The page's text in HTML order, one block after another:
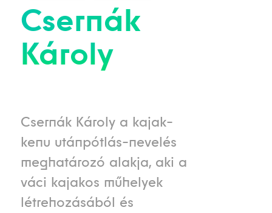
Csernák
Károly
Csernák Károly a kajak-
kenu utánpótlás-nevelés
meghatározó alakja, aki a
váci kajakos műhelyek
létrehozásából és